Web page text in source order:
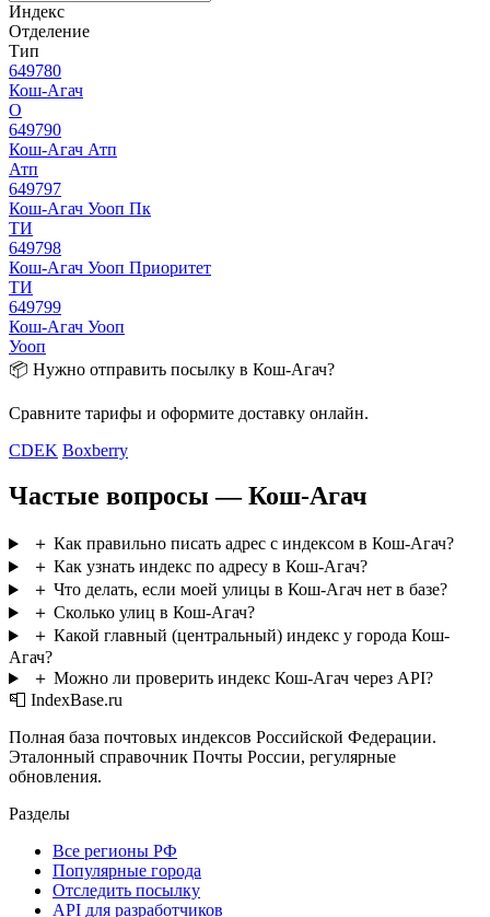
Индекс
Отделение
Тип
649780
Кош-Агач
О
649790
Кош-Агач Атп
Атп
649797
Кош-Агач Уооп Пк
ТИ
649798
Кош-Агач Уооп Приоритет
ТИ
649799
Кош-Агач Уооп
Уооп
📦 Нужно отправить посылку в Кош-Агач?
Сравните тарифы и оформите доставку онлайн.
CDEK Boxberry
Частые вопросы — Кош-Агач
＋ Как правильно писать адрес с индексом в Кош-Агач?
＋ Как узнать индекс по адресу в Кош-Агач?
＋ Что делать, если моей улицы в Кош-Агач нет в базе?
＋ Сколько улиц в Кош-Агач?
＋ Какой главный (центральный) индекс у города Кош-
Агач?
＋ Можно ли проверить индекс Кош-Агач через API?
📮 IndexBase.ru
Полная база почтовых индексов Российской Федерации.
Эталонный справочник Почты России, регулярные
обновления.
Разделы
Все регионы РФ
Популярные города
Отследить посылку
API для разработчиков